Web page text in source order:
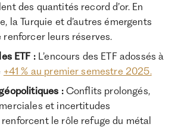
des quantités record d’or. En
la Turquie et d’autres émergents
leurs réserves.
ETF :L’encours des ETF adossés à
+41 % au premier semestre 2025.
:Conflits prolongés,
et incertitudes
le rôle refuge du métal